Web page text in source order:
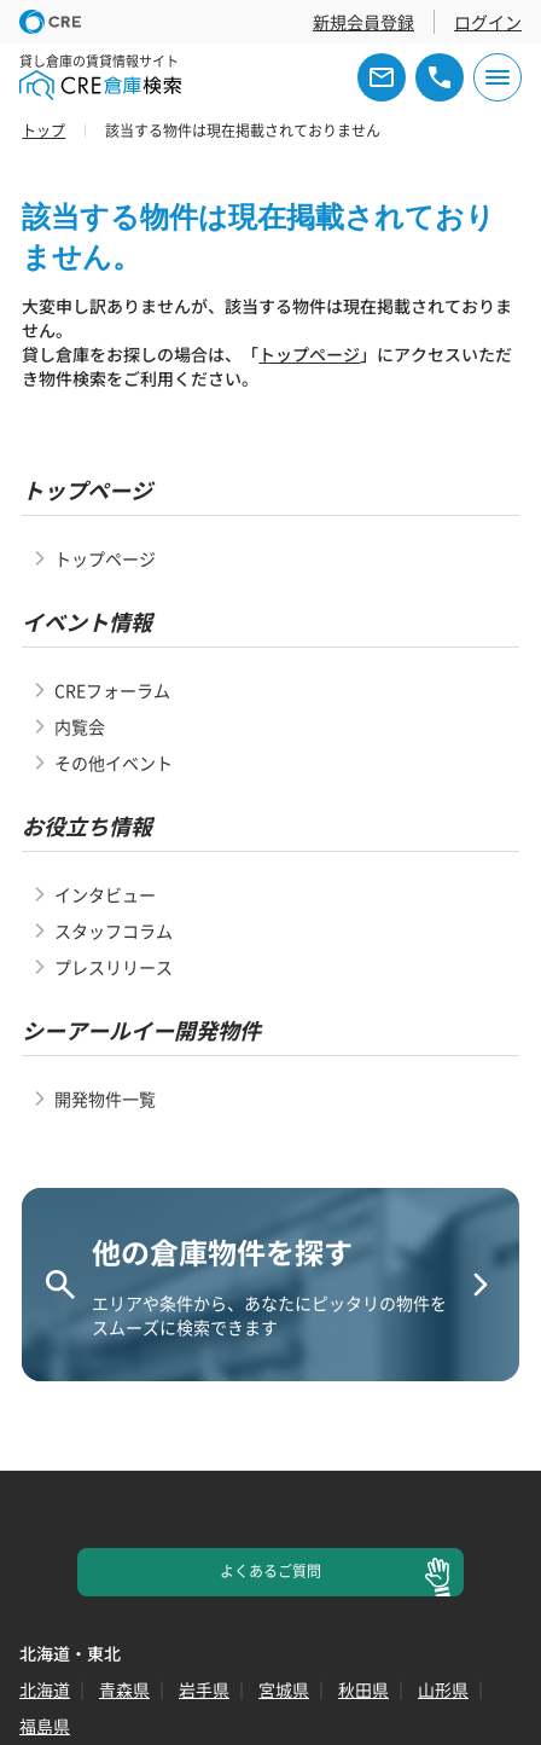
新規会員登録 ログイン
貸し倉庫の賃貸情報サイト
トップ 該当する物件は現在掲載されておりません
該当する物件は現在掲載されており
ません。
大変申し訳ありませんが、該当する物件は現在掲載されておりま
せん。
貸し倉庫をお探しの場合は、「 トップページ 」にアクセスいただ
き物件検索をご利用ください。
トップページ
トップページ
イベント情報
CREフォーラム
内覧会
その他イベント
お役立ち情報
インタビュー
スタッフコラム
プレスリリース
シーアールイー開発物件
開発物件一覧
他の倉庫物件を探す
エリアや条件から、あなたにピッタリの物件を
スムーズに検索できます
よくあるご質問
北海道・東北
北海道
青森県 岩手県 宮城県 秋田県
山形県
福島県